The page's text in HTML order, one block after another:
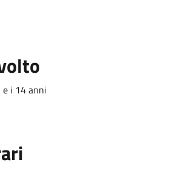
i 14 anni